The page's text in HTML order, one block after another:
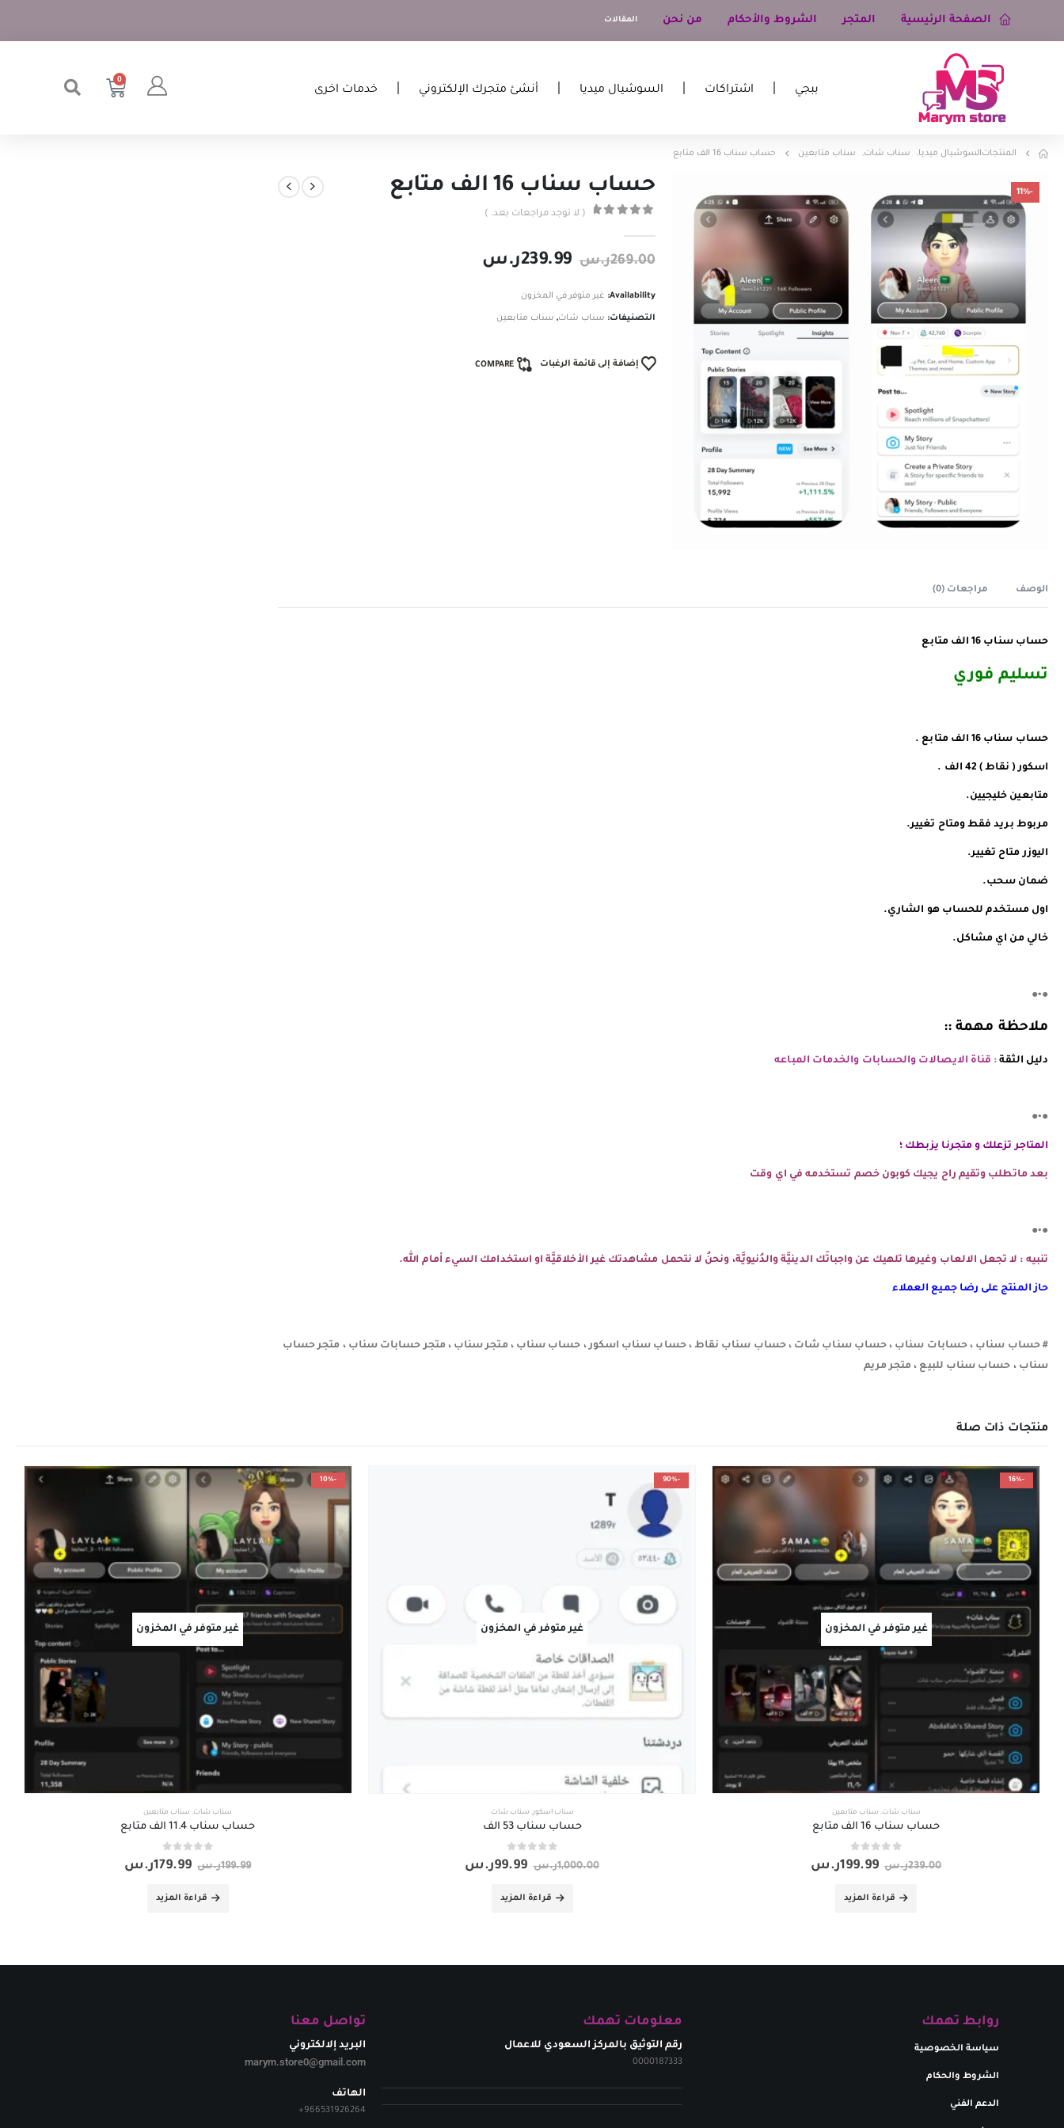
الصفحة الرئيسية المتجر الشروط والأحكام من نحن المقالات
ببجي اشتراكات السوشيال ميديا أنشئ متجرك الإلكتروني خدمات اخرى
0
المنتجاتالسوشيال ميديا, سناب شات, سناب متابعين حساب سناب 16 الف متابع
-11% حساب سناب 16 الف متابع
( لا توجد مراجعات بعد. )
269.00ر.س 239.99ر.س
Availability: غير متوفر في المخزون
التصنيفات: سناب شات, سناب متابعين
إضافة إلى قائمة الرغبات COMPARE
الوصف مراجعات (0)
حساب سناب 16 الف متابع
تسليم فوري ️
️️حساب سناب 16 الف متابع .
اسكور ( نقاط ) 42 الف .
️️متابعين خليجيين.
مربوط بريد فقط ومتاح تغيير.
اليوزر متاح تغيير.
ضمان سحب.
اول مستخدم للحساب هو الشاري.
خالي من اي مشاكل.
●•●
ملاحظة مهمة ::
دليل الثقة: قناة الايصالات والحسابات والخدمات المباعه
●•●
المتاجر تزعلك و متجرنا يزبطك ؛
بعد ماتطلب وتقيم راح يجيك كوبون خصم تستخدمه في اي وقت
●•●
تنبيه : لا تجعل الالعاب وغيرها تلهيك عن واجباتَك الدينيَّة والدُنيويَّة، ونحنُ لا نتحمل مشاهدتك غير الأخلاقيَّة او استخدامك السيء أمام الله.
حاز المنتج على رضا جميع العملاء
# حساب سناب ، حسابات سناب ، حساب سناب شات ، حساب سناب نقاط ، حساب سناب اسكور ، حساب سناب ، متجر سناب ، متجر حسابات سناب ، متجر حساب
سناب ، حساب سناب للبيع ، متجر مريم
منتجات ذات صلة
-16%
غير متوفر في المخزون
سناب شات, سناب متابعين
حساب سناب 16 الف متابع
239.00ر.س 199.99ر.س
قراءة المزيد
-90%
غير متوفر في المخزون
سناب اسكور, سناب شات
حساب سناب 53 الف
1,000.00ر.س 99.99ر.س
قراءة المزيد
-10%
غير متوفر في المخزون
سناب شات, سناب متابعين
حساب سناب 11.4 الف متابع
199.99ر.س 179.99ر.س
قراءة المزيد
روابط تهمك
سياسة الخصوصية
الشروط والحكام
الدعم الفني
معلومات تهمك
رقم التوثيق بالمركز السعودي للاعمال
0000187333
تواصل معنا
البريد إلالكتروني
marym.store0@gmail.com​
الهاتف
966531926264
+